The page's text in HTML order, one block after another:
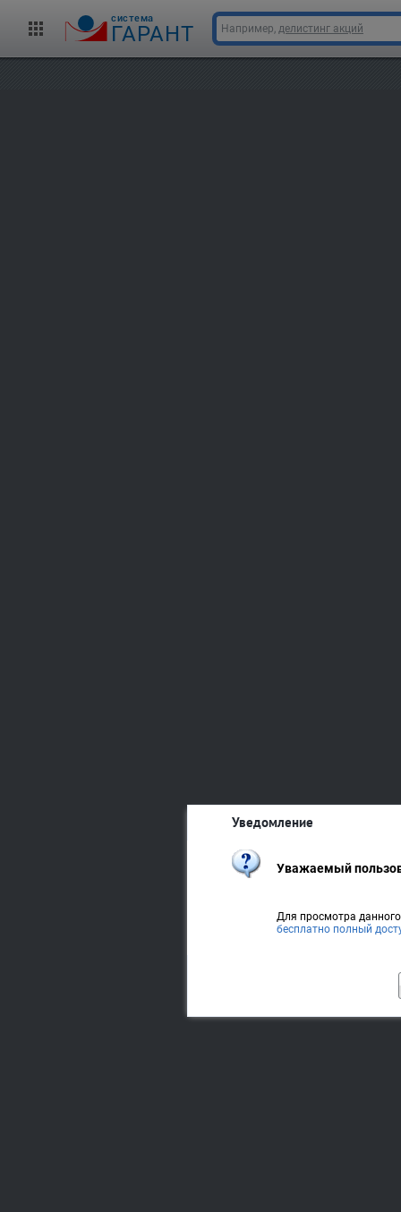
cистема
ГАРАНТ Например, делистинг акций
Уведомление
Уважаемый
Для просмотра
бесплатно полный